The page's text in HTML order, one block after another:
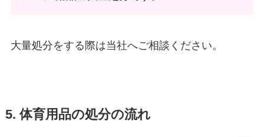
大量処分をする際は当社へご相談ください。
5. 体育用品の処分の流れ